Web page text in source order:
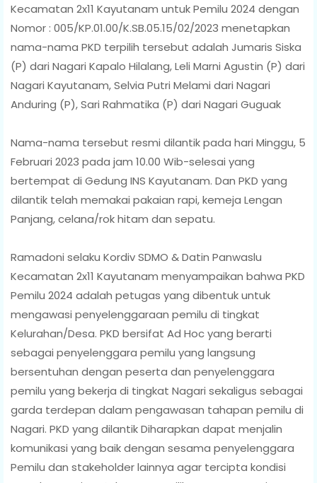
Kecamatan 2x11 Kayutanam untuk Pemilu 2024 dengan
Nomor : 005/KP.01.00/K.SB.05.15/02/2023 menetapkan
nama-nama PKD terpilih tersebut adalah Jumaris Siska
(P) dari Nagari Kapalo Hilalang, Leli Marni Agustin (P) dari
Nagari Kayutanam, Selvia Putri Melami dari Nagari
Anduring (P), Sari Rahmatika (P) dari Nagari Guguak
Nama-nama tersebut resmi dilantik pada hari Minggu, 5
Februari 2023 pada jam 10.00 Wib-selesai yang
bertempat di Gedung INS Kayutanam. Dan PKD yang
dilantik telah memakai pakaian rapi, kemeja Lengan
Panjang, celana/rok hitam dan sepatu.
Ramadoni selaku Kordiv SDMO & Datin Panwaslu
Kecamatan 2x11 Kayutanam menyampaikan bahwa PKD
Pemilu 2024 adalah petugas yang dibentuk untuk
mengawasi penyelenggaraan pemilu di tingkat
Kelurahan/Desa. PKD bersifat Ad Hoc yang berarti
sebagai penyelenggara pemilu yang langsung
bersentuhan dengan peserta dan penyelenggara
pemilu yang bekerja di tingkat Nagari sekaligus sebagai
garda terdepan dalam pengawasan tahapan pemilu di
Nagari. PKD yang dilantik Diharapkan dapat menjalin
komunikasi yang baik dengan sesama penyelenggara
Pemilu dan stakeholder lainnya agar tercipta kondisi